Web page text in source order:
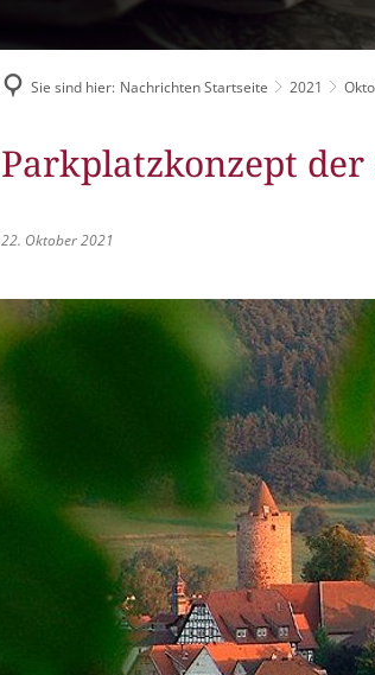
Stadtradeln
Sie sind hier: Nachrichten Startseite 2021
Parkplatzkonzept der
22. Oktober 2021